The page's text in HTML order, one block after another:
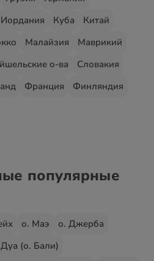
Иордания Куба
Китай
Малайзия
Маврикий
о-ва
Словакия
Франция
Финляндия
популярные
о. Маэ
о. Джерба
(о. Бали)